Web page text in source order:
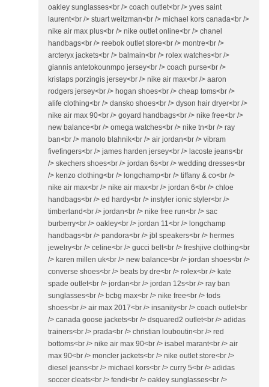
oakley sunglasses<br /> coach outlet<br /> yves saint
laurent<br /> stuart weitzman<br /> michael kors canada<br />
nike air max plus<br /> nike outlet online<br /> chanel
handbags<br /> reebok outlet store<br /> montre<br />
arcteryx jackets<br /> balmain<br /> rolex watches<br />
giannis antetokounmpo jersey<br /> coach purse<br />
kristaps porzingis jersey<br /> nike air max<br /> aaron
rodgers jersey<br /> hogan shoes<br /> cheap toms<br />
alife clothing<br /> dansko shoes<br /> dyson hair dryer<br />
nike air max 90<br /> goyard handbags<br /> nike free<br />
new balance<br /> omega watches<br /> nike tn<br /> ray
ban<br /> manolo blahnik<br /> air jordan<br /> vibram
fivefingers<br /> james harden jersey<br /> lacoste jeans<br
/> skechers shoes<br /> jordan 6s<br /> wedding dresses<br
/> kenzo clothing<br /> longchamp<br /> tiffany & co<br />
nike air max<br /> nike air max<br /> jordan 6<br /> chloe
handbags<br /> ed hardy<br /> instyler ionic styler<br />
timberland<br /> jordan<br /> nike free run<br /> sac
burberry<br /> oakley<br /> jordan 11<br /> longchamp
handbags<br /> pandora<br /> jbl speakers<br /> hermes
jewelry<br /> celine<br /> gucci belt<br /> freshjive clothing<br
/> karen millen uk<br /> new balance<br /> jordan shoes<br />
converse shoes<br /> beats by dre<br /> rolex<br /> kate
spade outlet<br /> jordan<br /> jordan 12s<br /> ray ban
sunglasses<br /> bcbg max<br /> nike free<br /> tods
shoes<br /> air max 2017<br /> insanity<br /> coach outlet<br
/> canada goose jackets<br /> dsquared2 outlet<br /> adidas
trainers<br /> prada<br /> christian louboutin<br /> red
bottoms<br /> nike air max 90<br /> isabel marant<br /> air
max 90<br /> moncler jackets<br /> nike outlet store<br />
diesel jeans<br /> michael kors<br /> curry 5<br /> adidas
soccer cleats<br /> fendi<br /> oakley sunglasses<br />